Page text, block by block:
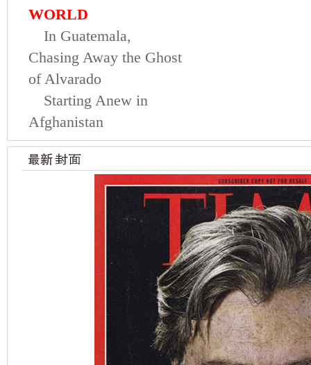
WORLD
In Guatemala,
Chasing Away the Ghost
of Alvarado
Starting Anew in
Afghanistan